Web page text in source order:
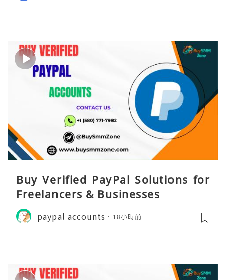
Buy Verified PayPal Solutions for
Freelancers & Businesses
paypal accounts 18小時前